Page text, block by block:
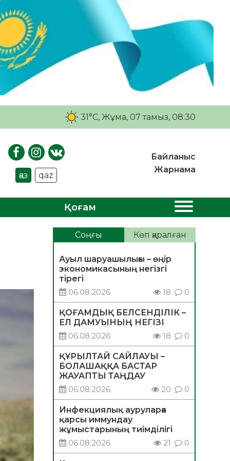
31°C, Жұма, 07 тамыз, 08:30
қаз qaz
Байланыс
Жарнама
Қоғам
Соңғы Көп қаралған
Ауыл шаруашылығы – өңір
экономикасының негізгі
тірегі
06.08.2026
18 0
ҚОҒАМДЫҚ БЕЛСЕНДІЛІК –
ЕЛ ДАМУЫНЫҢ НЕГІЗІ
06.08.2026
18 0
ҚҰРЫЛТАЙ САЙЛАУЫ –
БОЛАШАҚҚА БАСТАР
ЖАУАПТЫ ТАҢДАУ
06.08.2026
20 0
Инфекциялық ауруларға
қарсы иммундау
жұмыстарының тиімділігі
06.08.2026
21 0